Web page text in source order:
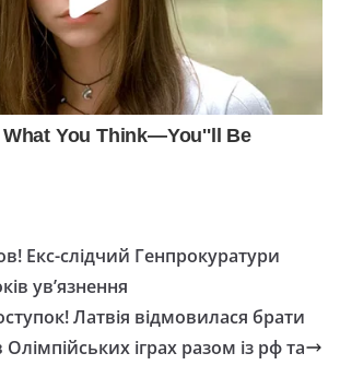
Екс-слідчий Генпрокуратури
ув’язнення
Латвія відмовилася брати
Олімпійських іграх разом із рф та